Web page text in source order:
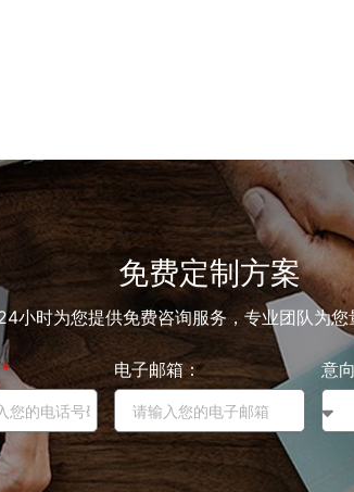
免费定制方案
小时为您提供免费咨询服务，专业团队为
电子邮箱：
意